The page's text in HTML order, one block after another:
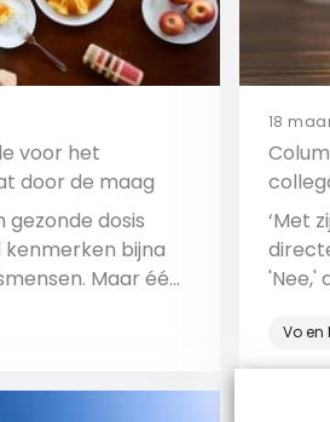
voor het
door de maag
gezonde dosis
kenmerken bijna
Maar één
de liefde voor eten.
18
‘Met
'Nee,'
hele
Vo en